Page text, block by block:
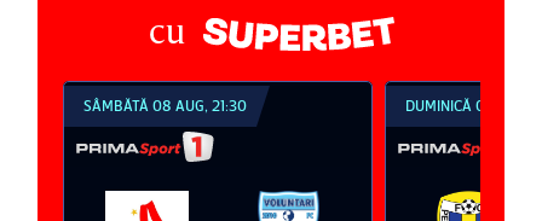
cu
SÂMBĂTĂ 08 AUG, 21:30 DUMINICĂ 09 AUG,